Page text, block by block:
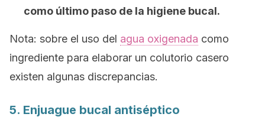
como último paso de la higiene bucal.
Nota: sobre el uso del agua oxigenada como
ingrediente para elaborar un colutorio casero
existen algunas discrepancias.
5. Enjuague bucal antiséptico